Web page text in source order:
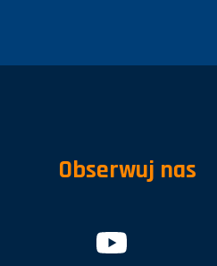
Obserwuj nas